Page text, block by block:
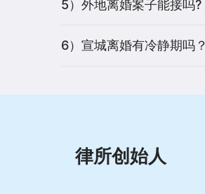
5）外地离婚案子能接吗?
6）宣城离婚有冷静期吗？
律所创始人